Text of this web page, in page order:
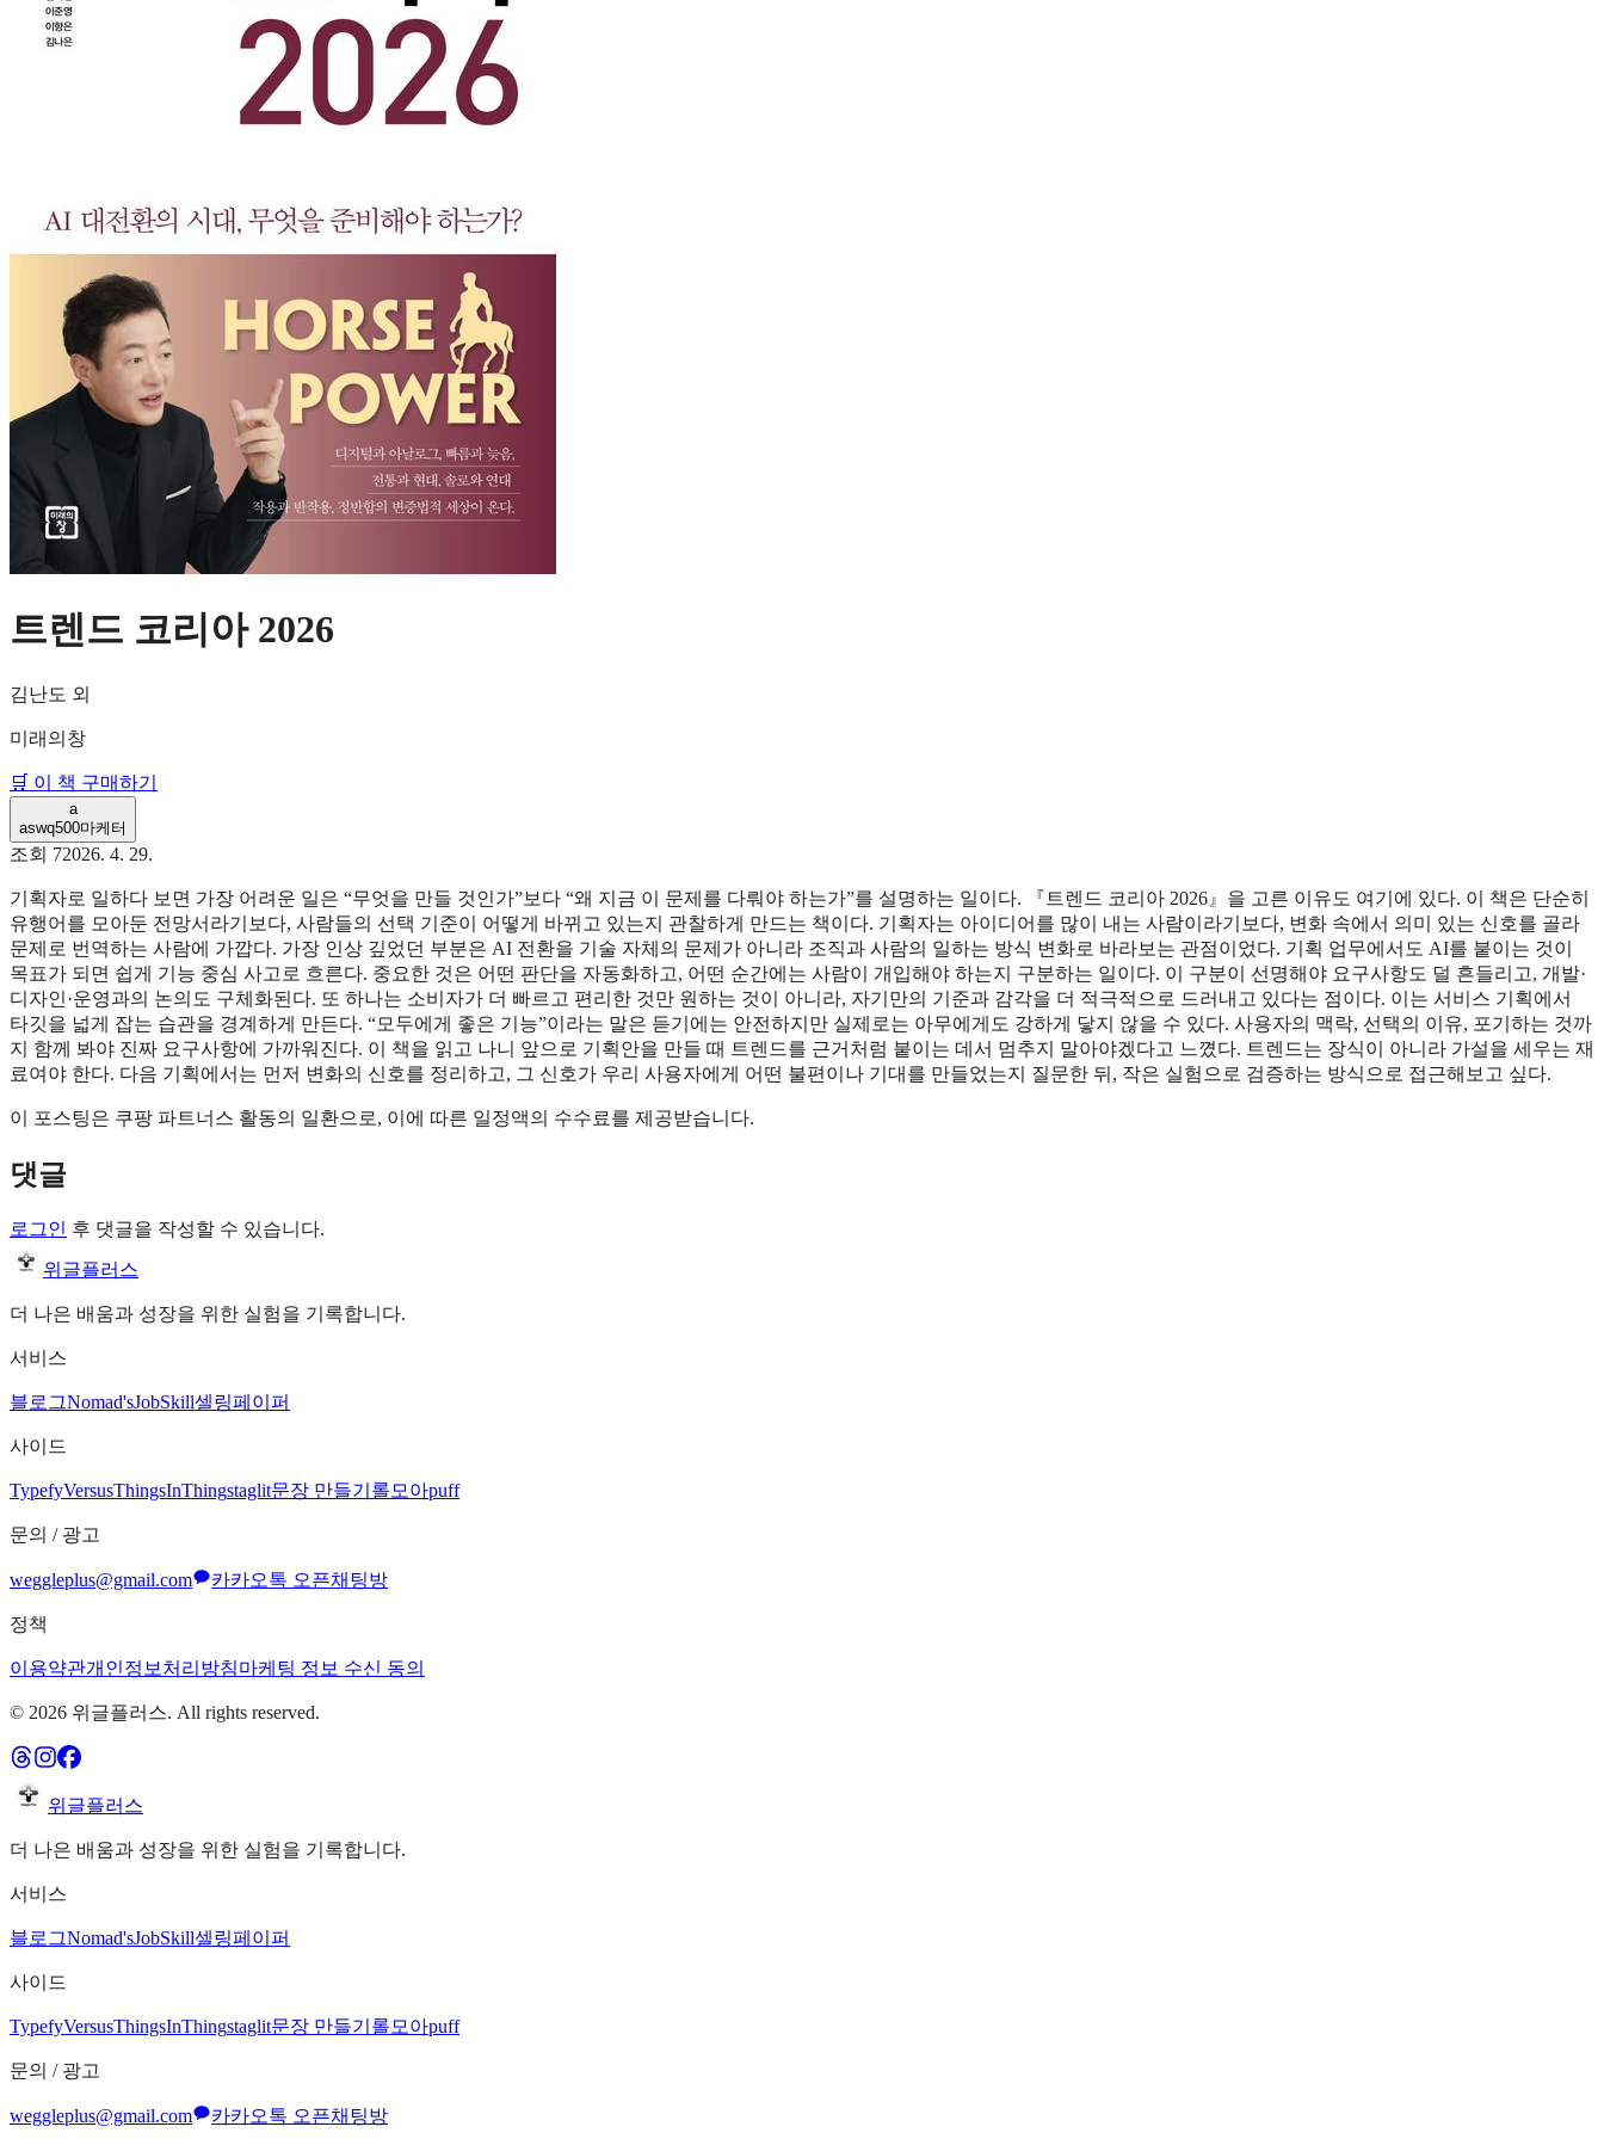
트렌드 코리아 2026
김난도 외
미래의창
🛒 이 책 구매하기
a
aswq500마케터
조회 72026. 4. 29.
기획자로 일하다 보면 가장 어려운 일은 “무엇을 만들 것인가”보다 “왜 지금 이 문제를 다뤄야 하는가”를 설명하는 일이다. 『트렌드 코리아 2026』을 고른 이유도 여기에 있다. 이 책은 단순히
유행어를 모아둔 전망서라기보다, 사람들의 선택 기준이 어떻게 바뀌고 있는지 관찰하게 만드는 책이다. 기획자는 아이디어를 많이 내는 사람이라기보다, 변화 속에서 의미 있는 신호를 골라
문제로 번역하는 사람에 가깝다. 가장 인상 깊었던 부분은 AI 전환을 기술 자체의 문제가 아니라 조직과 사람의 일하는 방식 변화로 바라보는 관점이었다. 기획 업무에서도 AI를 붙이는 것이
목표가 되면 쉽게 기능 중심 사고로 흐른다. 중요한 것은 어떤 판단을 자동화하고, 어떤 순간에는 사람이 개입해야 하는지 구분하는 일이다. 이 구분이 선명해야 요구사항도 덜 흔들리고, 개발·
디자인·운영과의 논의도 구체화된다. 또 하나는 소비자가 더 빠르고 편리한 것만 원하는 것이 아니라, 자기만의 기준과 감각을 더 적극적으로 드러내고 있다는 점이다. 이는 서비스 기획에서
타깃을 넓게 잡는 습관을 경계하게 만든다. “모두에게 좋은 기능”이라는 말은 듣기에는 안전하지만 실제로는 아무에게도 강하게 닿지 않을 수 있다. 사용자의 맥락, 선택의 이유, 포기하는 것까
지 함께 봐야 진짜 요구사항에 가까워진다. 이 책을 읽고 나니 앞으로 기획안을 만들 때 트렌드를 근거처럼 붙이는 데서 멈추지 말아야겠다고 느꼈다. 트렌드는 장식이 아니라 가설을 세우는 재
료여야 한다. 다음 기획에서는 먼저 변화의 신호를 정리하고, 그 신호가 우리 사용자에게 어떤 불편이나 기대를 만들었는지 질문한 뒤, 작은 실험으로 검증하는 방식으로 접근해보고 싶다.
이 포스팅은 쿠팡 파트너스 활동의 일환으로, 이에 따른 일정액의 수수료를 제공받습니다.
댓글
로그인 후 댓글을 작성할 수 있습니다.
위글플러스
더 나은 배움과 성장을 위한 실험을 기록합니다.
서비스
블로그Nomad'sJobSkill셀링페이퍼
사이드
TypefyVersusThingsInThingstaglit문장 만들기 롤모아puff
문의 / 광고
weggleplus@gmail.com 카카오톡 오픈채팅방
정책
이용약관개인정보처리방침마케팅 정보 수신 동의
© 2026 위글플러스. All rights reserved.
위글플러스
더 나은 배움과 성장을 위한 실험을 기록합니다.
서비스
블로그Nomad'sJobSkill셀링페이퍼
사이드
TypefyVersusThingsInThingstaglit문장 만들기 롤모아puff
문의 / 광고
weggleplus@gmail.com 카카오톡 오픈채팅방